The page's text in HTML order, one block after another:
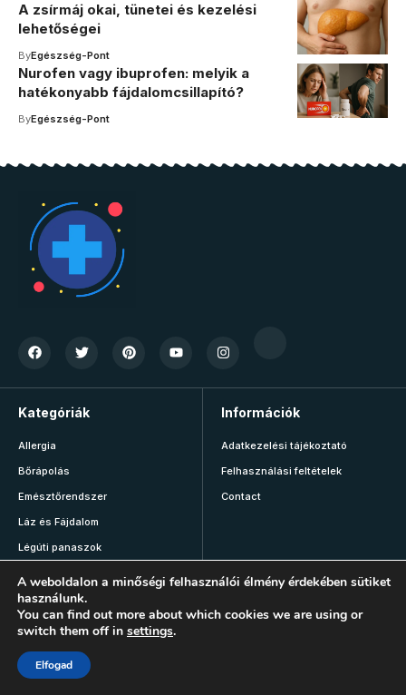
A zsírmáj okai, tünetei és kezelési
lehetőségei
ByEgészség-Pont
Nurofen vagy ibuprofen: melyik a
hatékonyabb fájdalomcsillapító?
ByEgészség-Pont
Kategóriák
Allergia
Bőrápolás
Emésztőrendszer
Láz és Fájdalom
Légúti panaszok
Mozgás
Információk
Adatkezelési tájékoztató
Felhasználási feltételek
Contact
Fontos!
A weboldalon a minőségi felhasználói élmény érdekében sütiket
használunk.
You can find out more about which cookies we are using or
switch them off in settings.
Elfogad